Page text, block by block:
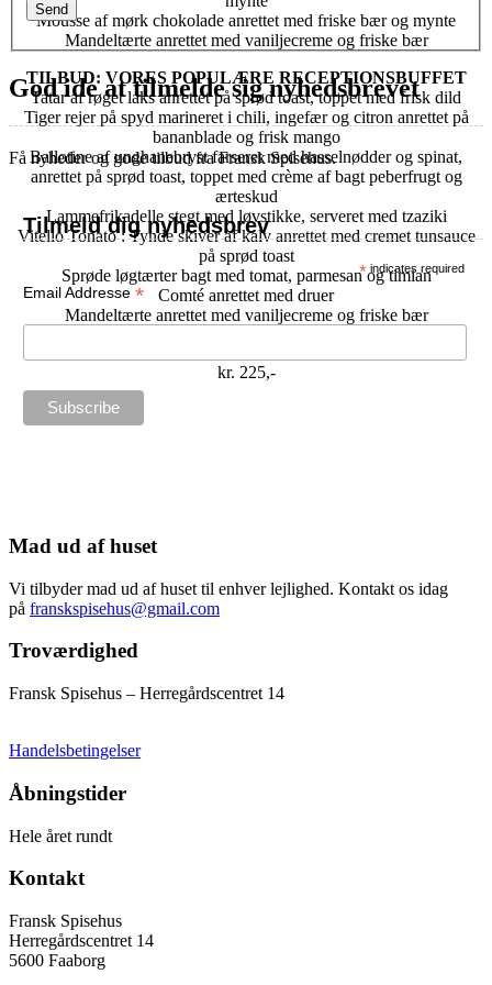
Mousse af mørk chokolade anrettet med friske bær og mynte
Mandeltærte anrettet med vaniljecreme og friske bær
TILBUD: VORES POPULÆRE RECEPTIONSBUFFET
Tatar af røget laks anrettet på sprød toast, toppet med frisk dild
Tiger rejer på spyd marineret i chili, ingefær og citron anrettet på
bananblade og frisk mango
Ballotine af unghanebryst farseret med hasselnødder og spinat,
anrettet på sprød toast, toppet med crème af bagt peberfrugt og
ærteskud
Lammefrikadelle stegt med løvstikke, serveret med tzaziki
Vitello Tonato : Tynde skiver af kalv anrettet med cremet tunsauce
på sprød toast
Sprøde løgtærter bagt med tomat, parmesan og timian
Comté anrettet med druer
Mandeltærte anrettet med vaniljecreme og friske bær
kr. 225,-
God ide at tilmelde sig nyhedsbrevet
Få nyheder og gode tilbud fra Fransk Spisehus.
Tilmeld dig nyhedsbrev
* indicates required
Email Addresse *
Mad ud af huset
Vi tilbyder mad ud af huset til enhver lejlighed. Kontakt os idag
på franskspisehus@gmail.com
Troværdighed
Fransk Spisehus – Herregårdscentret 14
Handelsbetingelser
Åbningstider
Hele året rundt
Kontakt
Fransk Spisehus
Herregårdscentret 14
5600 Faaborg